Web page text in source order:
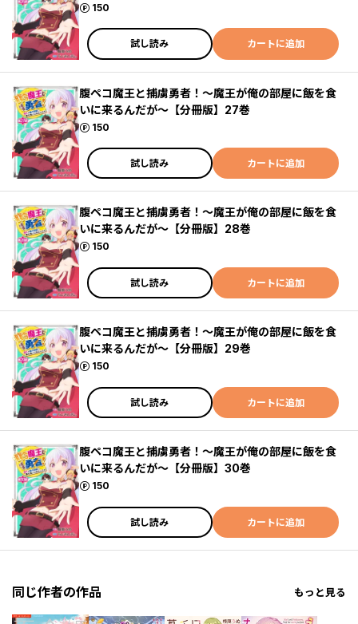
150
ポイント
試し読み カートに追加
腹ペコ魔王と捕虜勇者！～魔王が俺の部屋に飯を食
いに来るんだが～【分冊版】27巻
150
ポイント
試し読み カートに追加
腹ペコ魔王と捕虜勇者！～魔王が俺の部屋に飯を食
いに来るんだが～【分冊版】28巻
150
ポイント
試し読み カートに追加
腹ペコ魔王と捕虜勇者！～魔王が俺の部屋に飯を食
いに来るんだが～【分冊版】29巻
150
ポイント
試し読み カートに追加
腹ペコ魔王と捕虜勇者！～魔王が俺の部屋に飯を食
いに来るんだが～【分冊版】30巻
150
ポイント
試し読み カートに追加
同じ作者の作品 もっと見る